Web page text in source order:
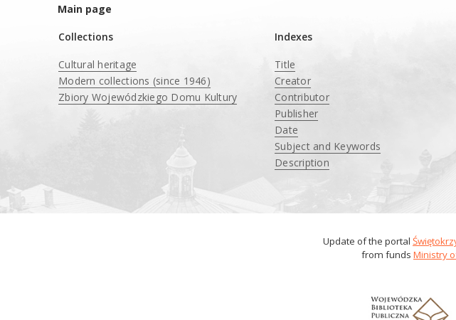
Main page
Collections
Cultural heritage
Modern collections (since 1946)
Zbiory Wojewódzkiego Domu Kultury
Indexes
Title
Creator
Contributor
Publisher
Date
Subject and Keywords
Description
Update of the portal
from funds Ministry